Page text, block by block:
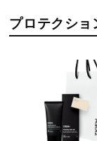
プロテクシ